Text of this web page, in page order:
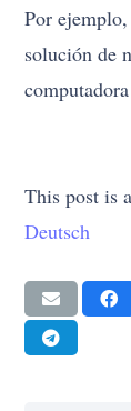
Por
solución de
This post is
Deutsch